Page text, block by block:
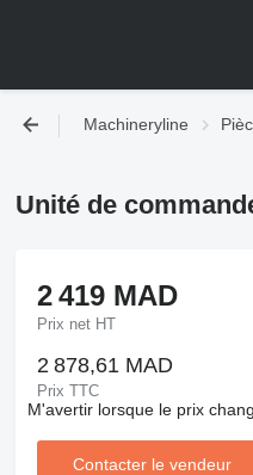
Machineryline
Unité de
2 419 MAD
Prix net HT
2 878,61 MAD
Prix TTC
M'avertir lorsque le prix
Contacter le vendeur